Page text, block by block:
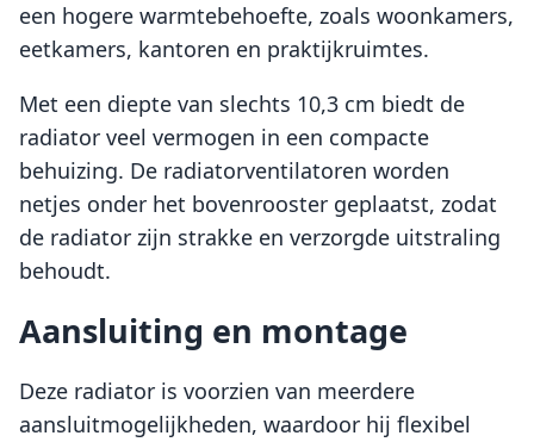
een hogere warmtebehoefte, zoals woonkamers,
eetkamers, kantoren en praktijkruimtes.
Met een diepte van slechts 10,3 cm biedt de
radiator veel vermogen in een compacte
behuizing. De radiatorventilatoren worden
netjes onder het bovenrooster geplaatst, zodat
de radiator zijn strakke en verzorgde uitstraling
behoudt.
Aansluiting en montage
Deze radiator is voorzien van meerdere
aansluitmogelijkheden, waardoor hij flexibel